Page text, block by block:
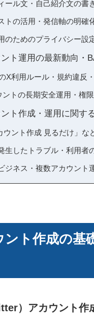
ール文・自己紹介文の書
トの活用・発信軸の明確
のためのプライバシー設
ト運用の最新動向・
X利用ルール・規約違反
ントの長期安全運用・権
ト作成・運用に関す
ウント作成 見るだけ」
生したトラブル・利用者
ジネス・複数アカウント
ント作成の基
）アカウント作